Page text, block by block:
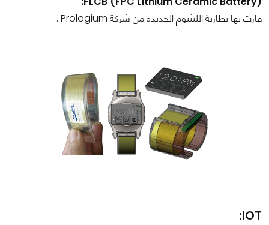
فازت بها بطارية الليثيوم الجديده من شركة Prologium .
IOT: